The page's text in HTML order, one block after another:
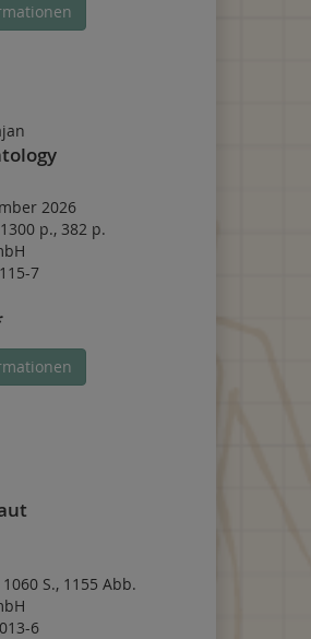
2026
1300 p., 382 p.
7
1060 S., 1155 Abb.
6